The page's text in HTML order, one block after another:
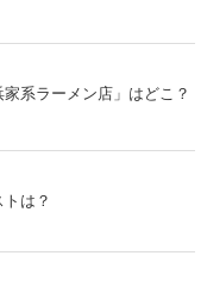
系ラーメン店」はどこ？
は？